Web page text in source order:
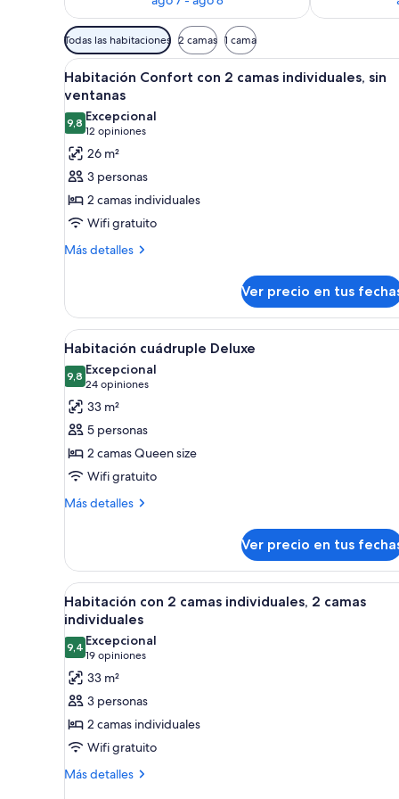
Filtros
disponibles
para
las
habitaciones
Todas las habitaciones 2 camas 1 cama
Ver
todas
las
fotos
de
Habitación
Confort
con
2
camas
ventanas
Una habitación de hotel con
8
Habitación Confort con 2 camas individuales, sin
ventanas
9,89,8 de 10
Excepcional
12 opiniones
(12
opiniones)
26 m²
3 personas
2 camas individuales
Wifi gratuito
Más detalles
Más
Confort
con
2
camas
individuales,
ventanas
Ver precio en tus
Ver
todas
las
fotos
de
Habitación
cuádruple
Deluxe
Habitación de hotel con dos
7
Habitación cuádruple Deluxe
9,89,8 de 10
Excepcional
24 opiniones
(24
opiniones)
33 m²
5 personas
2 camas Queen size
Wifi gratuito
Más detalles
Más
cuádruple
Deluxe
Ver precio en tus
Ver
todas
las
fotos
de
Habitación
con
2
camas
individuales,
Habitación de hotel con dos
9
Habitación con 2 camas individuales, 2 camas
individuales
9,49,4 de 10
Excepcional
19 opiniones
(19
opiniones)
33 m²
3 personas
2 camas individuales
Wifi gratuito
Más detalles
Más